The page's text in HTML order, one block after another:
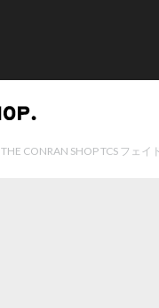
THE CONRAN SHOP TCS フェ